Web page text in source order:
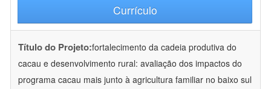
Currículo
Título do Projeto:fortalecimento da cadeia produtiva do
cacau e desenvolvimento rural: avaliação dos impactos do
programa cacau mais junto à agricultura familiar no baixo sul